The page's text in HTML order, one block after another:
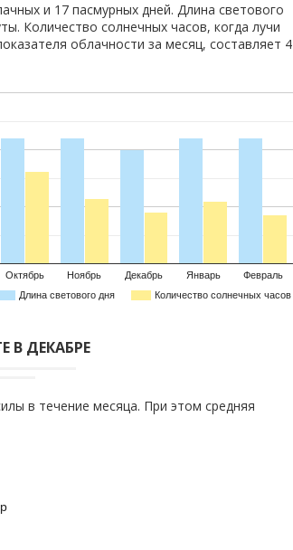
и 17 пасмурных дней. Длина светового
Количество солнечных часов, когда лучи
облачности за месяц, составляет 4
Длина светового дня Количество солнечных часов
Октябрь Ноябрь Декабрь Январь Февраль
В ДЕКАБРЕ
в течение месяца. При этом средняя